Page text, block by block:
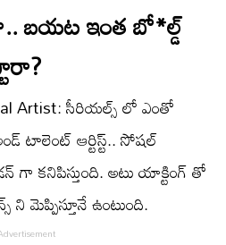
బయట ఇంత బో*ల్డ్
Artist: సీరియల్స్ లో ఎంతో
టాలెంట్ ఆర్టిస్ట్.. సోషల్
కనిపిస్తుంది. అటు యాక్టింగ్ తో
మెప్పిస్తూనే ఉంటుంది.